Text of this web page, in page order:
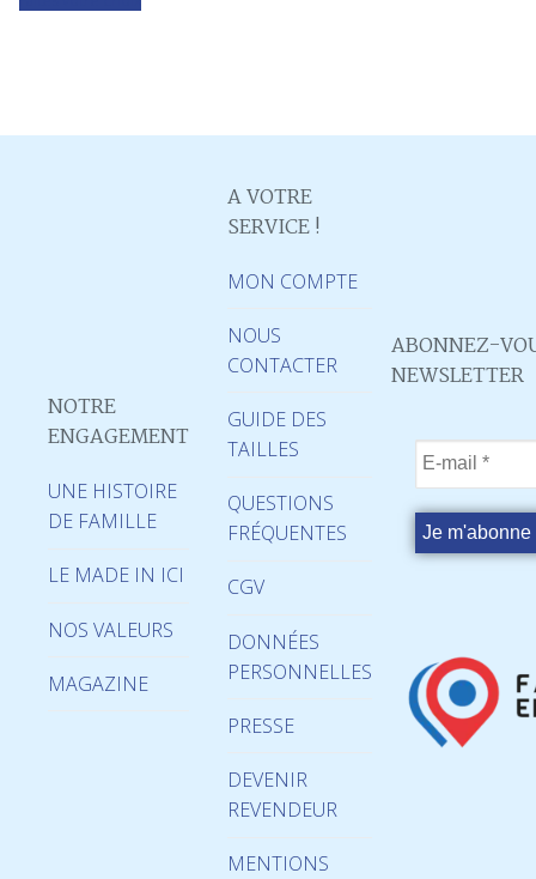
NOTRE
ENGAGEMENT
UNE HISTOIRE
DE FAMILLE
LE MADE IN ICI
NOS VALEURS
MAGAZINE
A VOTRE
SERVICE !
MON COMPTE
NOUS
CONTACTER
GUIDE DES
TAILLES
QUESTIONS
FRÉQUENTES
CGV
DONNÉES
PERSONNELLES
PRESSE
DEVENIR
REVENDEUR
MENTIONS
ABONNEZ-
NEWSLETTER